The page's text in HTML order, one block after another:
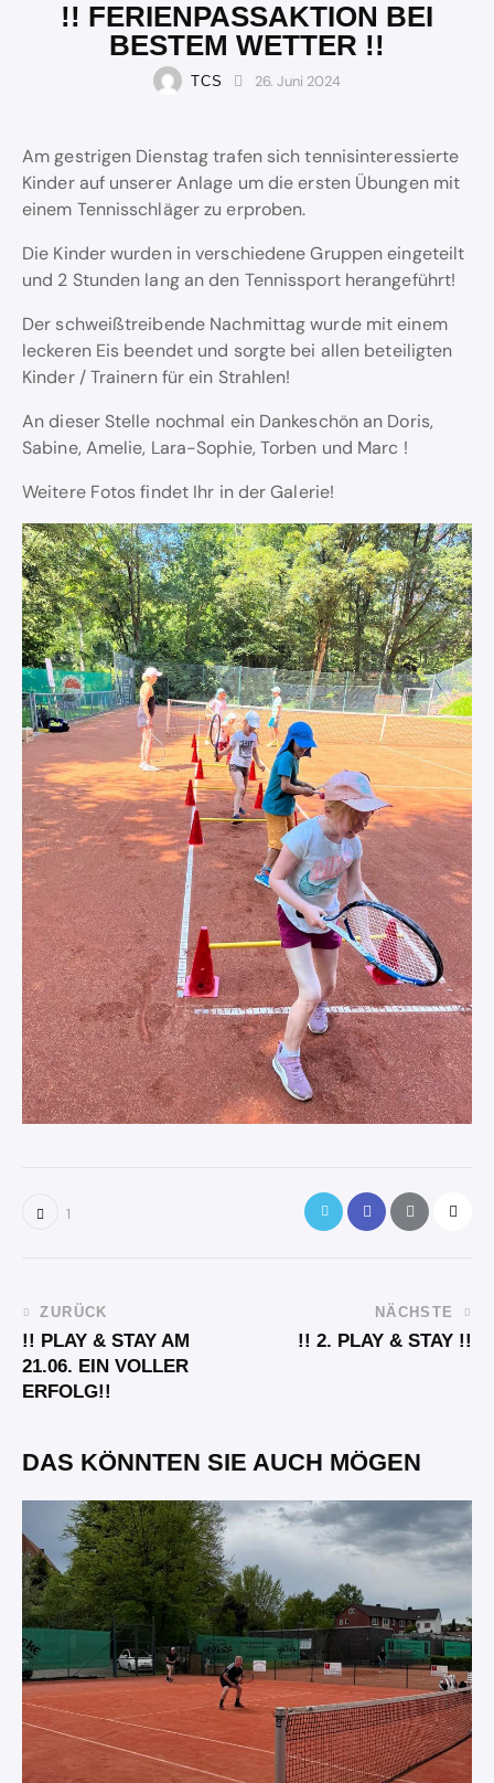
!! FERIENPASSAKTION BEI
BESTEM WETTER !!
TCS 26. Juni 2024
Am gestrigen Dienstag trafen sich tennisinteressierte
Kinder auf unserer Anlage um die ersten Übungen mit
einem Tennisschläger zu erproben.
Die Kinder wurden in verschiedene Gruppen eingeteilt
und 2 Stunden lang an den Tennissport herangeführt!
Der schweißtreibende Nachmittag wurde mit einem
leckeren Eis beendet und sorgte bei allen beteiligten
Kinder / Trainern für ein Strahlen!
An dieser Stelle nochmal ein Dankeschön an Doris,
Sabine, Amelie, Lara-Sophie, Torben und Marc !
Weitere Fotos findet Ihr in der Galerie!
1
ZURÜCK
!! PLAY & STAY AM
21.06. EIN VOLLER
ERFOLG!!
NÄCHSTE
!! 2. PLAY & STAY !!
DAS KÖNNTEN SIE AUCH MÖGEN